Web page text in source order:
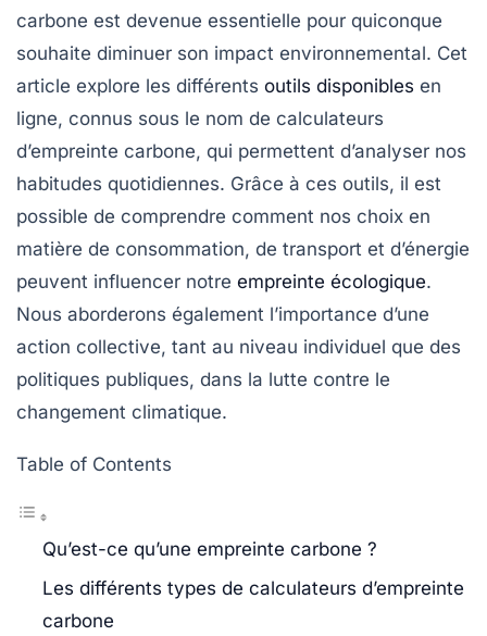
carbone est devenue essentielle pour quiconque
souhaite diminuer son impact environnemental. Cet
article explore les différents outils disponibles en
ligne, connus sous le nom de calculateurs
d’empreinte carbone, qui permettent d’analyser nos
habitudes quotidiennes. Grâce à ces outils, il est
possible de comprendre comment nos choix en
matière de consommation, de transport et d’énergie
peuvent influencer notre empreinte écologique.
Nous aborderons également l’importance d’une
action collective, tant au niveau individuel que des
politiques publiques, dans la lutte contre le
changement climatique.
Table of Contents
Qu’est-ce qu’une empreinte carbone ?
Les différents types de calculateurs d’empreinte
carbone